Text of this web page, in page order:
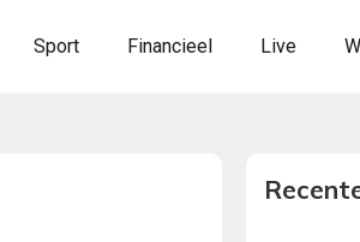
Sport Financieel Live